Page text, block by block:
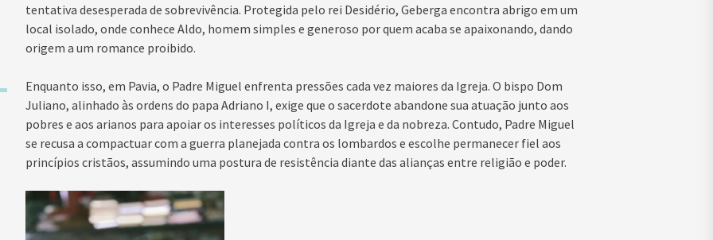
tentativa desesperada de sobrevivência. Protegida pelo rei Desidério, Geberga encontra abrigo em um
local isolado, onde conhece Aldo, homem simples e generoso por quem acaba se apaixonando, dando
origem a um romance proibido.
Enquanto isso, em Pavia, o Padre Miguel enfrenta pressões cada vez maiores da Igreja. O bispo Dom
Juliano, alinhado às ordens do papa Adriano I, exige que o sacerdote abandone sua atuação junto aos
pobres e aos arianos para apoiar os interesses políticos da Igreja e da nobreza. Contudo, Padre Miguel
se recusa a compactuar com a guerra planejada contra os lombardos e escolhe permanecer fiel aos
princípios cristãos, assumindo uma postura de resistência diante das alianças entre religião e poder.